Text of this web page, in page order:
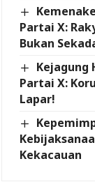
Partai X:
Bukan
Kejagung
Partai X:
Lapar!
Kekacauan